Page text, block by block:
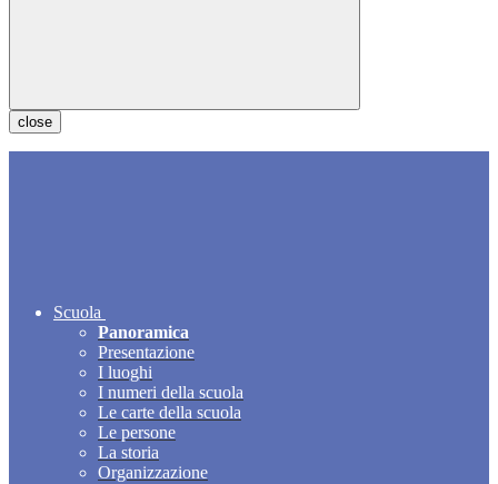
close
Scuola
Panoramica
Presentazione
I luoghi
I numeri della scuola
Le carte della scuola
Le persone
La storia
Organizzazione